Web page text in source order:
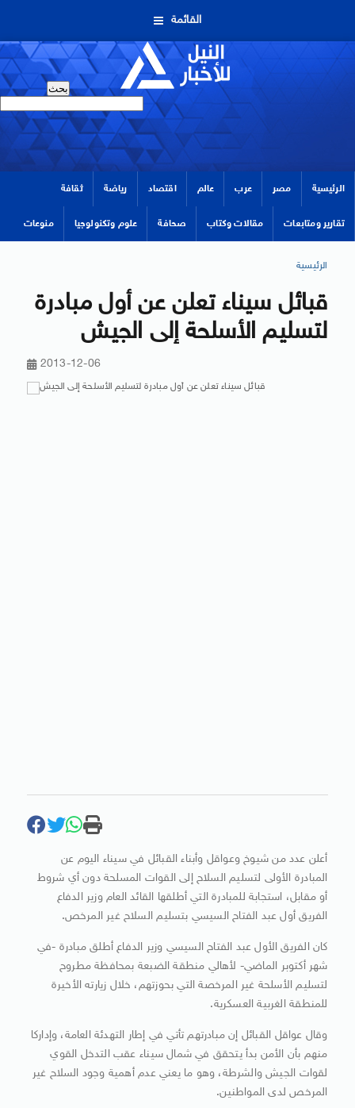
القائمة
الرئيسية مصر عرب عالم اقتصاد رياضة ثقافة
تقارير ومتابعات مقالات وكتاب صحافة علوم وتكنولوجيا منوعات
الرئيسية
قبائل سيناء تعلن عن أول مبادرة
لتسليم الأسلحة إلى الجيش
2013-12-06
أعلن عدد من شيوخ وعواقل وأبناء القبائل في سيناء اليوم عن
المبادرة الأولى لتسليم السلاح إلى القوات المسلحة دون أي شروط
أو مقابل، استجابة للمبادرة التي أطلقها القائد العام وزير الدفاع
الفريق أول عبد الفتاح السيسي بتسليم السلاح غير المرخص.
كان الفريق الأول عبد الفتاح السيسي وزير الدفاع أطلق مبادرة -في
شهر أكتوبر الماضي- لأهالي منطقة الضبعة بمحافظة مطروح
لتسليم الأسلحة غير المرخصة التي بحوزتهم، خلال زيارته الأخيرة
للمنطقة الغربية العسكرية.
وقال عواقل القبائل إن مبادرتهم تأتي في إطار التهدئة العامة، وإداركا
منهم بأن الأمن بدأ يتحقق في شمال سيناء عقب التدخل القوي
لقوات الجيش والشرطة، وهو ما يعني عدم أهمية وجود السلاح غير
المرخص لدى المواطنين.